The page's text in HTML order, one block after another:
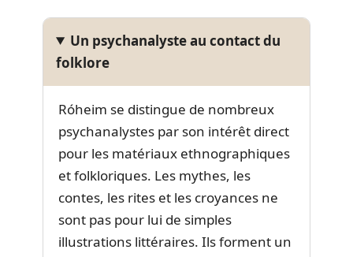
Un psychanalyste au contact du
folklore
Róheim se distingue de nombreux
psychanalystes par son intérêt direct
pour les matériaux ethnographiques
et folkloriques. Les mythes, les
contes, les rites et les croyances ne
sont pas pour lui de simples
illustrations littéraires. Ils forment un